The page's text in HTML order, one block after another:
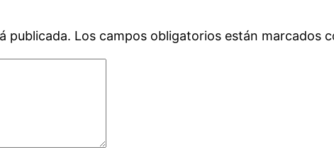
publicada. Los campos obligatorios están marcados